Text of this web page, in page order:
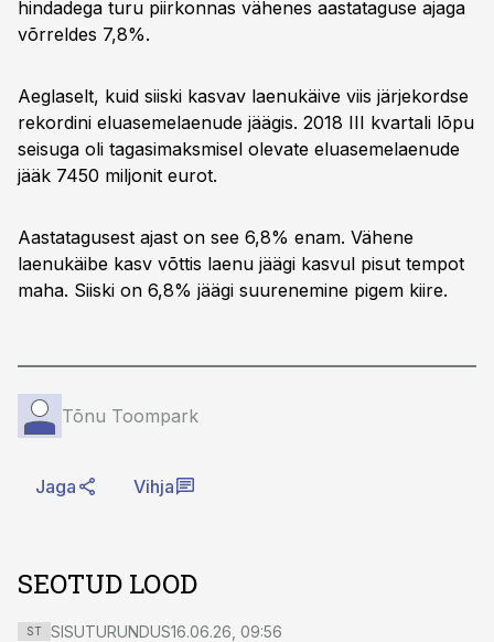
hindadega turu piirkonnas vähenes aastataguse ajaga
võrreldes 7,8%.
Aeglaselt, kuid siiski kasvav laenukäive viis järjekordse
rekordini eluasemelaenude jäägis. 2018 III kvartali lõpu
seisuga oli tagasimaksmisel olevate eluasemelaenude
jääk 7450 miljonit eurot.
Aastatagusest ajast on see 6,8% enam. Vähene
laenukäibe kasv võttis laenu jäägi kasvul pisut tempot
maha. Siiski on 6,8% jäägi suurenemine pigem kiire.
Tõnu Toompark
Jaga Vihja
SEOTUD LOOD
ST SISUTURUNDUS16.06.26, 09:56